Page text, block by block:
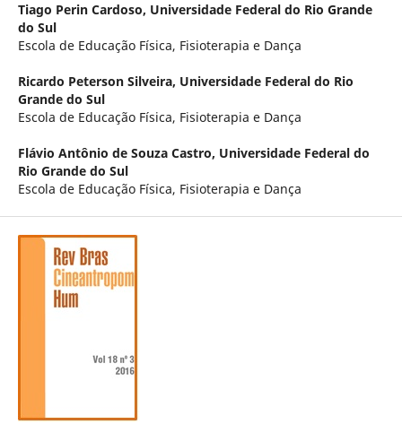
Tiago Perin Cardoso, Universidade Federal do Rio Grande
do Sul
Escola de Educação Física, Fisioterapia e Dança
Ricardo Peterson Silveira, Universidade Federal do Rio
Grande do Sul
Escola de Educação Física, Fisioterapia e Dança
Flávio Antônio de Souza Castro, Universidade Federal do
Rio Grande do Sul
Escola de Educação Física, Fisioterapia e Dança